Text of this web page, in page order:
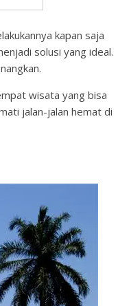
kapan saja
solusi yang ideal.
wisata yang bisa
jalan-jalan hemat di